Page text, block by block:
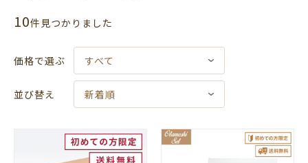
10件⾒つかりました
価格で選ぶ すべて
並び替え 新着順